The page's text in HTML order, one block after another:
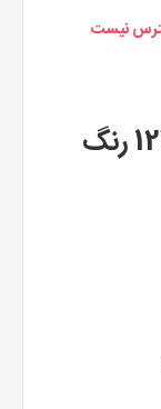
نیست
بلوز بیس زنانه لنز کد 1273 رنگ